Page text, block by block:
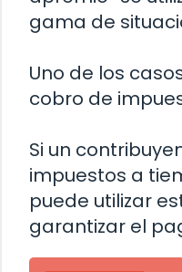
gama de
Uno de los
cobro de
Si un
impuestos a
puede utilizar
garantizar el